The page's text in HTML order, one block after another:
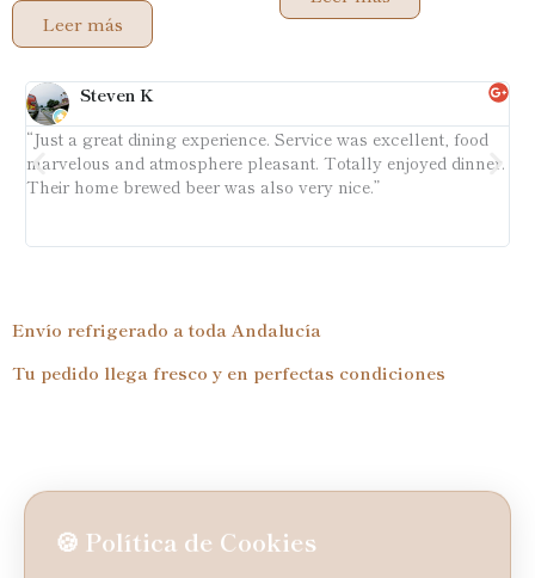
Leer más
Steven K
“Just a great dining experience. Service was excellent, food
marvelous and atmosphere pleasant. Totally enjoyed dinner.
Their home brewed beer was also very nice.”
Envío refrigerado atoda Andalucía
Tu pedido llega fresco y en perfectas condiciones
🍪 Política de Cookies